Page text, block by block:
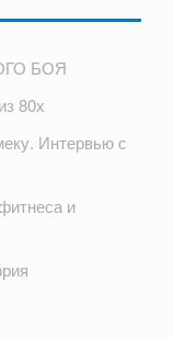
БОЯ
80х
Интервью с
и